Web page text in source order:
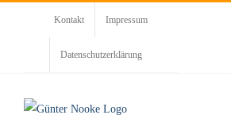
Kontakt Impressum
Datenschutzerklärung